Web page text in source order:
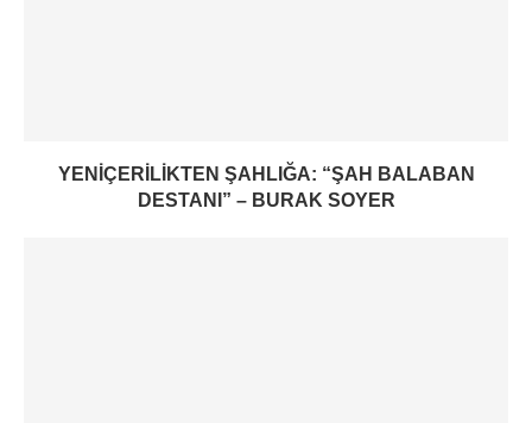
YENIÇERILIKTEN ŞAHLIĞA: “ŞAH BALABAN
DESTANI” – BURAK SOYER